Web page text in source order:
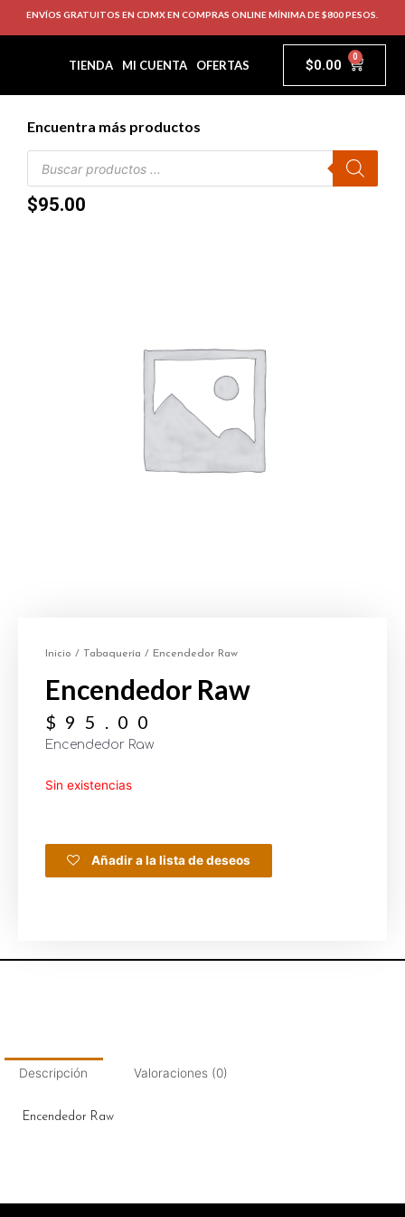
ENVÍOS GRATUITOS EN CDMX EN COMPRAS ONLINE MÍNIMA DE $800 PESOS.
TIENDA MI CUENTA OFERTAS $0.00 0
Encuentra más productos
$95.00
Inicio / Tabaquería / Encendedor Raw
Encendedor Raw
$ 95.00
Encendedor Raw
Sin existencias
Añadir a la lista de deseos
Descripción Valoraciones (0)
Encendedor Raw